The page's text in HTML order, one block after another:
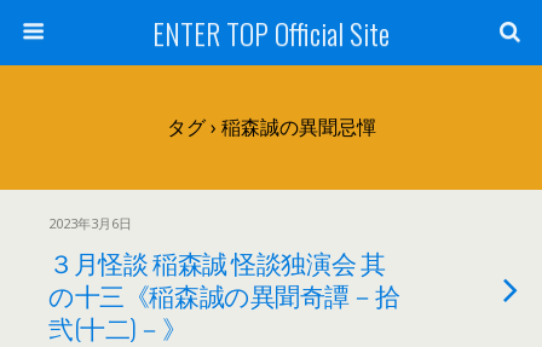
ENTER TOP Official Site
タグ › 稲森誠の異聞忌憚
2023年3月6日
３月怪談 稲森誠 怪談独演会 其
の十三《稲森誠の異聞奇譚－拾
弐(十二)－》